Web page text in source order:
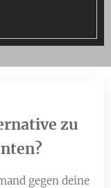
zu
gegen deine